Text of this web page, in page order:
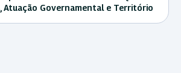
Atuação Governamental e Território